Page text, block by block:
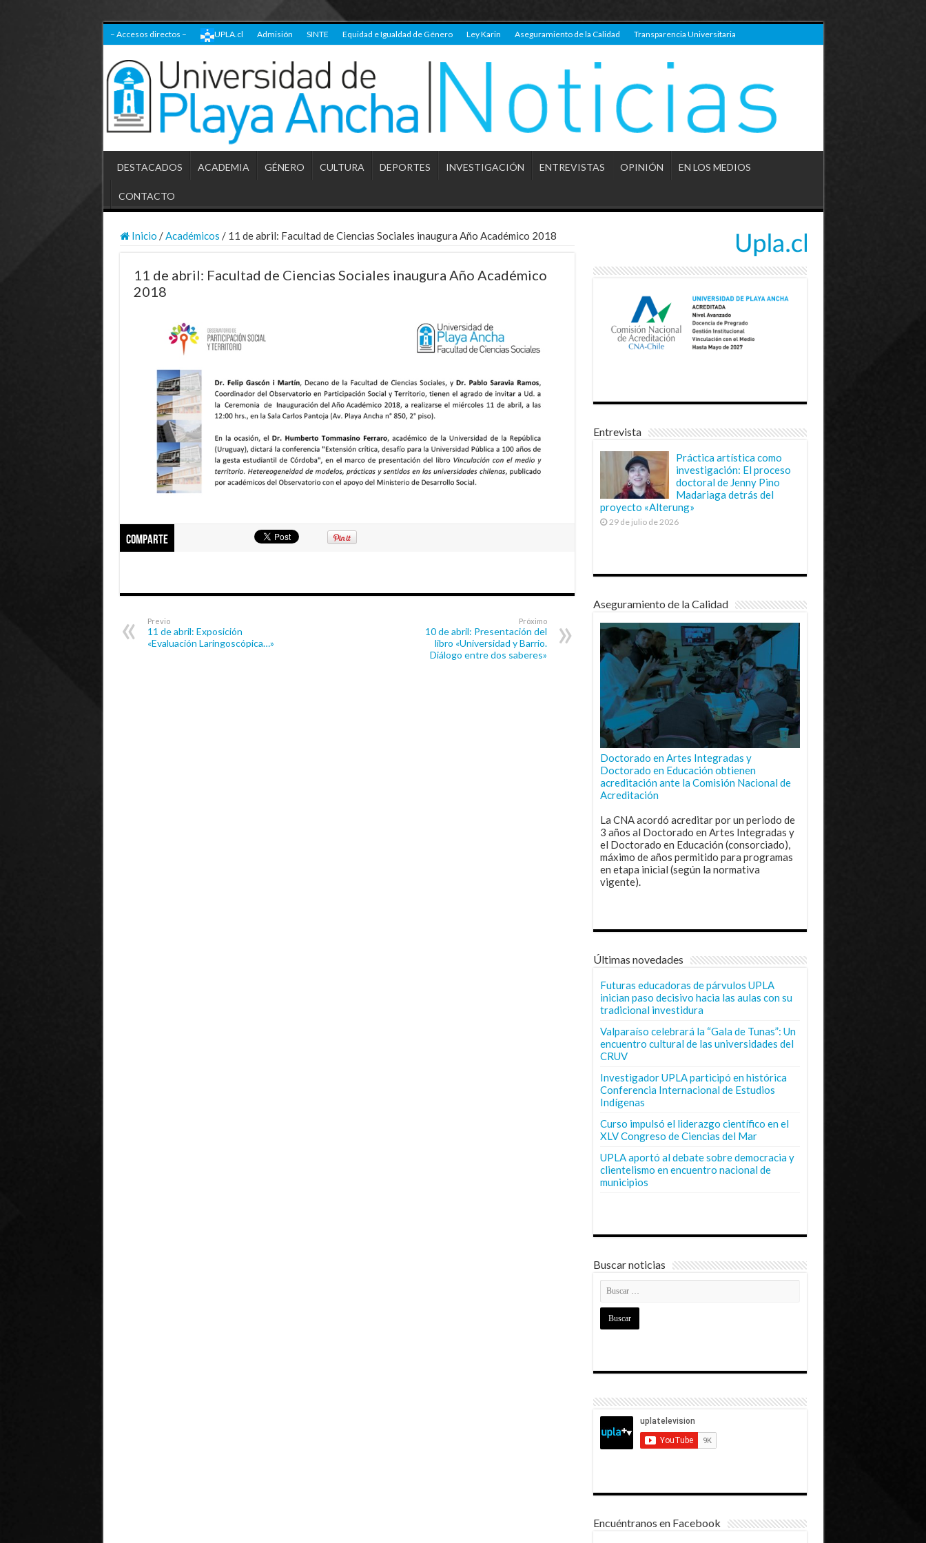
– Accesos directos – UPLA.cl Admisión SINTE Equidad e Igualdad de Género Ley Karin Aseguramiento de la Calidad Transparencia Universitaria
DESTACADOS ACADEMIA GÉNERO CULTURA DEPORTES INVESTIGACIÓN ENTREVISTAS OPINIÓN EN LOS MEDIOS
CONTACTO
Inicio / Académicos / 11 de abril: Facultad de Ciencias Sociales inaugura Año Académico 2018
11 de abril: Facultad de Ciencias Sociales inaugura Año Académico
2018
Comparte
Previo
11 de abril: Exposición
«Evaluación Laringoscópica…»
Próximo
10 de abril: Presentación del
libro «Universidad y Barrio.
Diálogo entre dos saberes»
Entrevista
Práctica artística como
investigación: El proceso
doctoral de Jenny Pino
Madariaga detrás del
proyecto «Alterung»
29 de julio de 2026
Aseguramiento de la Calidad
Doctorado en Artes Integradas y
Doctorado en Educación obtienen
acreditación ante la Comisión Nacional de
Acreditación
La CNA acordó acreditar por un periodo de
3 años al Doctorado en Artes Integradas y
el Doctorado en Educación (consorciado),
máximo de años permitido para programas
en etapa inicial (según la normativa
vigente).
Últimas novedades
Futuras educadoras de párvulos UPLA
inician paso decisivo hacia las aulas con su
tradicional investidura
Valparaíso celebrará la “Gala de Tunas”: Un
encuentro cultural de las universidades del
CRUV
Investigador UPLA participó en histórica
Conferencia Internacional de Estudios
Indígenas
Curso impulsó el liderazgo científico en el
XLV Congreso de Ciencias del Mar
UPLA aportó al debate sobre democracia y
clientelismo en encuentro nacional de
municipios
Buscar noticias
Encuéntranos en Facebook